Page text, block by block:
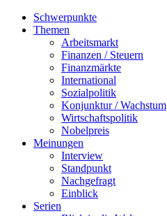
Schwerpunkte
Themen
Arbeitsmarkt
Finanzen / Steuern
Finanzmärkte
International
Sozialpolitik
Konjunktur / Wachstum
Wirtschaftspolitik
Nobelpreis
Meinungen
Interview
Standpunkt
Nachgefragt
Einblick
Serien